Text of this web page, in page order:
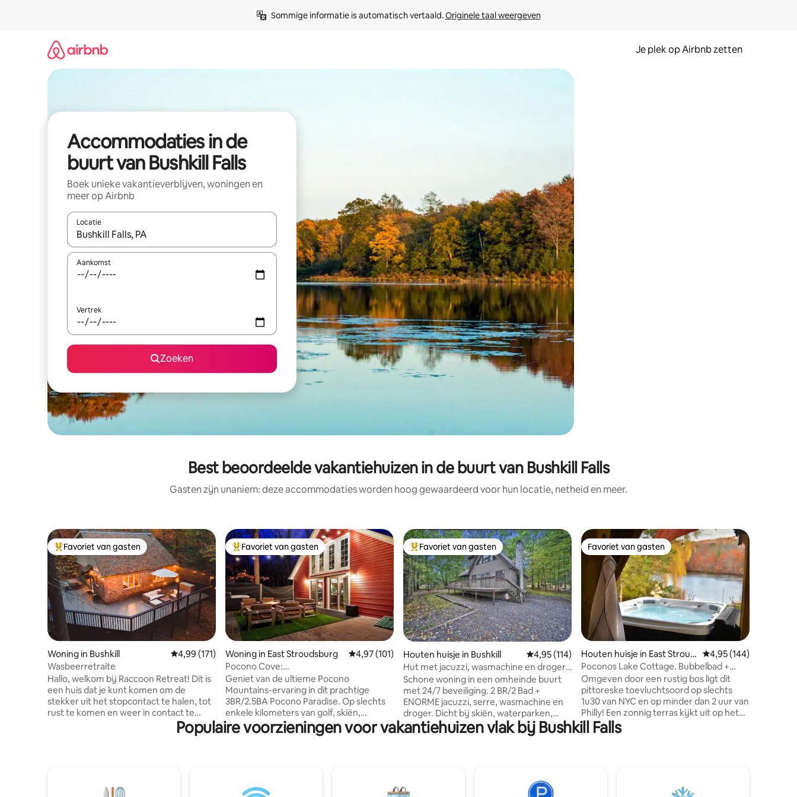
Sommige informatie is automatisch vertaald. Originele taal weergeven
Je plek op Airbnb zetten
Accommodaties in de
buurt van Bushkill Falls
Boek unieke vakantieverblijven, woningen en
meer op Airbnb
Locatie
Wanneer er resultaten beschikbaar zijn, maak je een keuze met je de pijltjestoetsen omhoog en omlaag, óf door te tikken of swipen.
Aankomst
Vertrek
Zoeken
Best beoordeelde vakantiehuizen in de buurt van Bushkill Falls
Gasten zijn unaniem: deze accommodaties worden hoog gewaardeerd voor hun locatie, netheid en meer.
Topfavoriet van gasten
Favoriet van gasten
Woning in Bushkill Gemiddelde beoordeling van 4,99 op 5, 171 recensies
4,99 (171)
Wasbeerretraite
Hallo, welkom bij Raccoon Retreat! Dit is
een huis dat je kunt komen om de
stekker uit het stopcontact te halen, tot
rust te komen en weer in contact te
komen met familie, vrienden en alles wat
zip-lining, vissen, paardrijden, kanoën en
Topfavoriet van gasten
Favoriet van gasten
Woning in East Stroudsburg Gemiddelde beoordeling van 4,97 op 5, 101 recensies
4,97 (101)
Pocono Cove:
bubbelbad,bar,vuurplaats,theater,spelletjes
+!
Geniet van de ultieme Pocono
Mountains-ervaring in dit prachtige
3BR/2.5BA Pocono Paradise. Op slechts
enkele kilometers van golf, skiën,
waterparken! Dit moderne chalet
beschikt over een bubbelbad, een
entertainment, perfect voor vrienden en
Topfavoriet van gasten
Favoriet van gasten
Houten huisje in Bushkill Gemiddelde beoordeling van 4,95 op 5, 114 recensies
4,95 (114)
Hut met jacuzzi, wasmachine en droger,
zwembad, meer.
Schone woning in een omheinde buurt
met 24/7 beveiliging. 2 BR/2 Bad +
ENORME jacuzzi, serre, wasmachine en
droger. Dicht bij skiën, waterparken,
wandelpaden en supermarkten. ZOMER:
gratis toegang tot buitenzwembaden,
binnenzwembaden, tennis, fitness.
Favoriet van gasten
Favoriet van gasten
Houten huisje in East Stroud
sburg
Gemiddelde
4,95 (144)
Poconos Lake Cottage. Bubbelbad +
natuur + vuurplaats
Omgeven door een rustig bos ligt dit
pittoreske toevluchtsoord op slechts
1u30 van NYC en op minder dan 2 uur van
Philly! Een zonnig terras kijkt uit op het
meer en de achtertuin gevuld met wilde
dieren. Dit huisje is ontworpen met
kajaks, SUP's. Op enkele minuten
Populaire voorzieningen voor vakantiehuizen vlak bij Bushkill Falls